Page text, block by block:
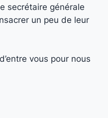
secrétaire générale
un peu de leur
vous pour nous